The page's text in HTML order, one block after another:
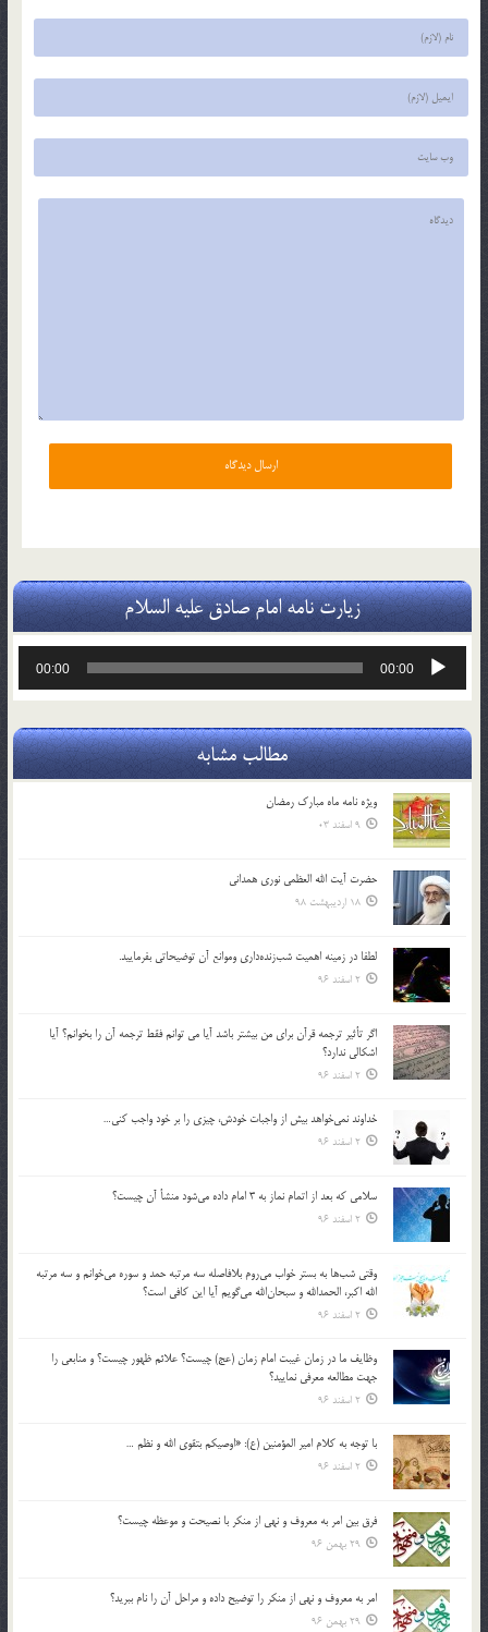
زیارت نامه امام صادق علیه السلام
پخش‌کننده
00:00
00:00
مطالب مشابه
ویژه نامه ماه مبارک رمضان
9 اسفند 03
حضرت آیت الله العظمی نوری همدانی
18 اردیبهشت 98
لطفا در زمينه اهميت شب‌زنده‌داري وموانع آن توضيحاتي بفرماييد.
2 اسفند 96
اگر تأثير ترجمه قرآن براي من بيشتر باشد آيا مي توانم فقط ترجمه آن را بخوانم؟ آيا
اشكالي ندارد؟
2 اسفند 96
خداوند نمي‌خواهد بيش از واجبات خودش، چيزي را بر خود واجب كني…
2 اسفند 96
سلامي كه بعد از اتمام نماز به 3 امام داده مي‌شود منشأ آن چيست؟
2 اسفند 96
وقتي شب‌ها به بستر خواب مي‌روم بلافاصله سه مرتبه حمد و سوره مي‌خوانم و سه مرتبه
الله اكبر، الحمدالله و سبحان‌الله مي‌گويم آيا اين كافي است؟
2 اسفند 96
وظايف ما در زمان غيبت امام زمان (عج) چيست؟ علائم ظهور چيست؟ و منابعي را
جهت مطالعه معرفي نماييد؟
2 اسفند 96
با توجه به كلام امير المؤمنين (ع): «اوصيكم بتقوي الله و نظم …
2 اسفند 96
فرق بين امر به معروف و نهي از منكر با نصيحت و موعظه چيست؟
29 بهمن 96
امر به معروف و نهي از منكر را توضيح داده و مراحل آن را نام ببريد؟
29 بهمن 96